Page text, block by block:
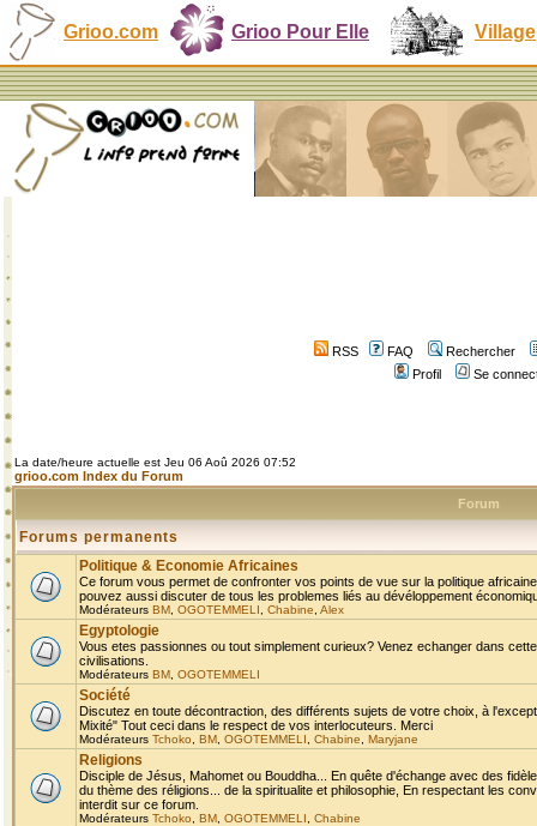
Grioo.com Grioo Pour Elle Village
RSS FAQ
Rechercher
Profil
Se
La date/heure actuelle est Jeu 06 Aoû 2026 07:52
grioo.com Index du Forum
Forum
Forums permanents
Politique & Economie Africaines
Ce forum vous permet de confronter vos points de vue sur la politique
pouvez aussi discuter de tous les problemes liés au dévéloppement
Modérateurs BM OGOTEMMELI Chabine Alex
Egyptologie
Vous etes passionnes ou tout simplement curieux? Venez echanger dans
civilisations.
Modérateurs BM OGOTEMMELI
Société
Discutez en toute décontraction, des différents sujets de votre choix, à
Mixité" Tout ceci dans le respect de vos interlocuteurs. Merci
Modérateurs Tchoko BM OGOTEMMELI Chabine Maryjane
Religions
Disciple de Jésus, Mahomet ou Bouddha... En quête d'échange avec des
du thème des réligions... de la spiritualite et philosophie, En respectant les
interdit sur ce forum.
Modérateurs Tchoko BM OGOTEMMELI Chabine